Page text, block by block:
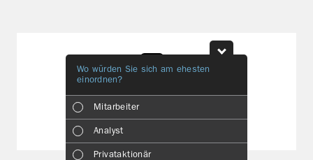
Downloads
Wo würden Sie sich am ehesten
einordnen?
Mitarbeiter
Analyst
Privataktionär